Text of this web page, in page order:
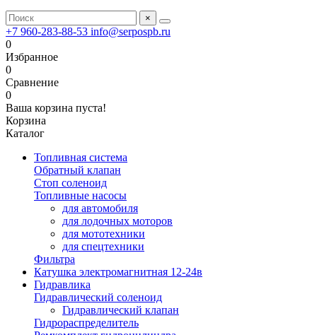
×
+7 960-283-88-53 info@serpospb.ru
0
Избранное
0
Сравнение
0
Ваша корзина пуста!
Корзина
Каталог
Топливная система
Обратный клапан
Стоп соленоид
Топливные насосы
для автомобиля
для лодочных моторов
для мототехники
для спецтехники
Фильтра
Катушка электромагнитная 12-24в
Гидравлика
Гидравлический соленоид
Гидравлический клапан
Гидрораспределитель